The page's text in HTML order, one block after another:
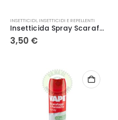
INSETTICIDI, INSETTICIDI E REPELLENTI
Insetticida Spray Scarafaggi e Formiche ml 300 Benga
3,50 €